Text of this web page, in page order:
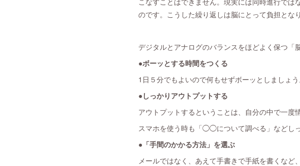
のです。こうした繰り返しは脳にとって負担とな
デジタルとアナログのバランスをほどよく保つ「
●ボーッとする時間をつくる
1日５分でもよいので何もせずボーッとしましょ
●しっかりアウトプットする
アウトプットするということは、自分の中で一度
スマホを使う時も「◯◯について調べる」などし
●「手間のかかる方法」を選ぶ
メールではなく、あえて手書きで手紙を書くな